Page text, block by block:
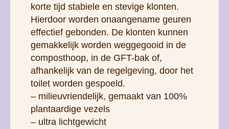
korte tijd stabiele en stevige klonten.
Hierdoor worden onaangename geuren
effectief gebonden. De klonten kunnen
gemakkelijk worden weggegooid in de
composthoop, in de GFT-bak of,
afhankelijk van de regelgeving, door het
toilet worden gespoeld.
– milieuvriendelijk, gemaakt van 100%
plantaardige vezels
– ultra lichtgewicht